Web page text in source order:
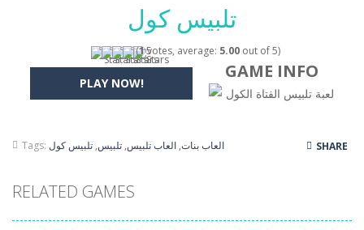
تلبيس كول
(1votes, average: 5.00out of 5)
PLAY NOW!
GAME INFO
لعبة تلبيس الفتاة الكول
Tags: العاب بنات, العاب تلبيس, تلبيس, تلبيس كول SHARE
RELATED GAMES